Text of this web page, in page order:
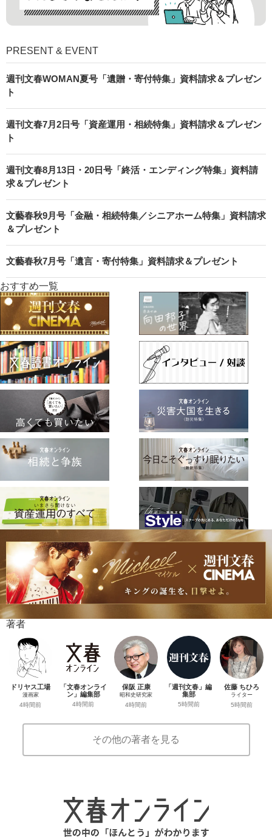
PRESENT & EVENT
週刊文春WOMAN夏号「遺贈・寄付特集」資料請求＆プレゼン
ト
週刊文春7月2日号「資産運用・相続特集」資料請求＆プレゼン
ト
週刊文春8月13日・20日号「終活・エンディング特集」資料請
求＆プレゼント
文藝春秋9月号「金融・相続特集／シニアホーム特集」資料請求
＆プレゼント
文藝春秋7月号「遺言・寄付特集」資料請求＆プレゼント
おすすめ一覧
著者
ドリヤス工場
漫画家
4時間前
「文春オンライ
ン」編集部
4時間前
保阪 正康
昭和史研究家
4時間前
「週刊文春」編
集部
5時間前
佐藤 ちひろ
ライター
5時間前
その他の著者を見る